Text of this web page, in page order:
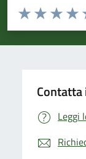
Valuta da 1 a 5
Valuta
Valuta 2
Valuta 1 stelle
Leggi